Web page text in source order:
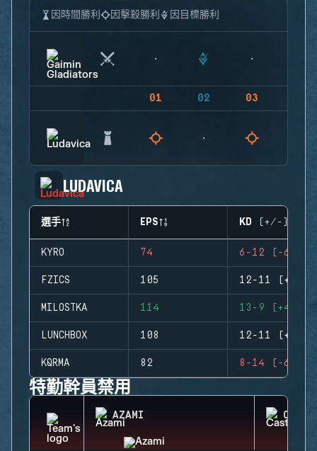
因時間勝利 因擊殺勝利 因目標勝利
01 02 03
LUDAVICA
選手 EPS KD (+/-)
KYRO 74 6-12 (-6)
FZICS 105 12-11 (+1)
MILOSTKA 114 13-9 (+4)
LUNCHBOX 108 12-11 (+1)
KQRMA 82 8-14 (-6)
特勤幹員禁用
AZAMI